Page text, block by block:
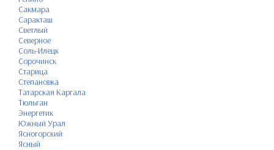
Сакмара
Саракташ
Светлый
Северное
Соль-Илецк
Сорочинск
Старица
Степановка
Татарская Каргала
Тюльган
Энергетик
Южный Урал
Ясногорский
Ясный